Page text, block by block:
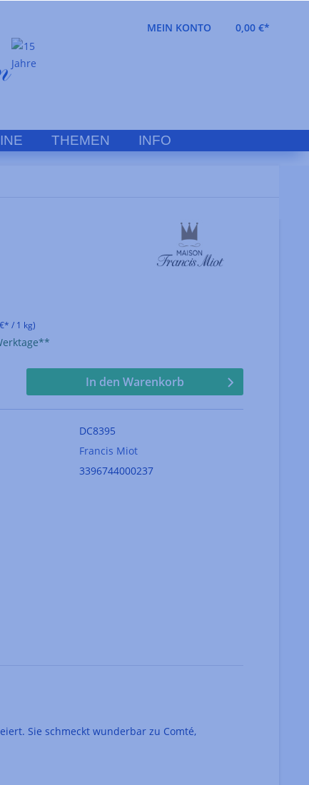
MEIN KONTO
0,00 €*
THEMEN INFO
/ 1 kg)
In den Warenkorb
DC8395
Francis Miot
3396744000237
Sie schmeckt wunderbar zu Comté,